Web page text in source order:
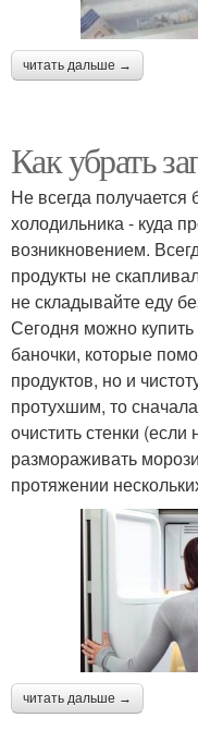
читать дальше →
Как убрать
Не всегда получается
холодильника - куда
возникновением.
продукты не
не складывайте еду
Сегодня можно
баночки, которые
продуктов, но и
протухшим, то
очистить стенки
размораживать
протяжении
читать дальше →